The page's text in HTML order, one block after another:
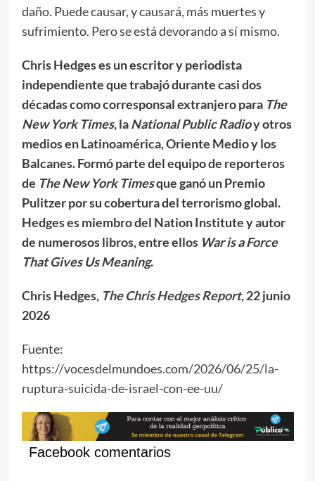
daño. Puede causar, y causará, más muertes y
sufrimiento. Pero se está devorando a sí mismo.
Chris Hedges es un escritor y periodista
independiente que trabajó durante casi dos
décadas como corresponsal extranjero para The
New York Times, laNational Public Radioy otros
medios en Latinoamérica, Oriente Medio y los
Balcanes. Formó parte del equipo de reporteros
de The New York Timesque ganó un Premio
Pulitzer por su cobertura del terrorismo global.
Hedges es miembro del Nation Institute y autor
de numerosos libros, entre ellos War is a Force
That Gives Us Meaning.
Chris Hedges, The Chris Hedges Report, 22 junio
2026
Fuente:
https://vocesdelmundoes.com/2026/06/25/la-
ruptura-suicida-de-israel-con-ee-uu/
Facebook comentarios